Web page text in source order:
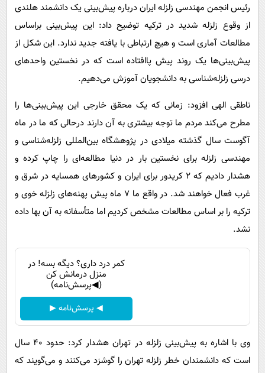
رئیس انجمن مهندسی زلزله ایران درباره پیش‌بینی یک دانشمند هلندی
از وقوع زلزله شدید در ترکیه توضیح داد: این پیش‌بینی براساس
مطالعات آماری است و هیچ ارتباطی با یافته جدید ندارد. این شکل از
پیش‌بینی‌ها یک روند پیش پاافتاده است که در نخستین واحدهای
درسی زلزله‌شناسی به دانشجویان آموزش می‌دهیم.
ناطقی الهی افزود: زمانی که یک محقق خارجی این پیش‌بینی‌ها را
مطرح می‌کند مردم ما توجه بیشتری به آن دارند درحالی که ما در ماه
آگوست سال گذشته میلادی در پژوهشگاه بین‌المللی زلزله‌شناسی و
مهندسی زلزله برای نخستین بار در دنیا مطالعه‌ای را چاپ کرده و
هشدار دادیم که 2 کریدور برای ایران و کشورهای همسایه در شرق و
غرب فعال خواهند شد. در واقع ما 7 ماه پیش پهنه‌های زلزله خوی و
ترکیه را بر اساس مطالعات مشخص کردیم اما متأسفانه به آن بها داده
نشد.
کمر درد داری؟ دیگه بسه! در
منزل درمانش کن
(◀پرسش‌نامه)
◀ پرسش‌نامه ▶
وی با اشاره به پیش‌بینی زلزله در تهران هشدار کرد: حدود 40 سال
است که دانشمندان خطر زلزله تهران را گوشزد می‌کنند و می‌گویند که